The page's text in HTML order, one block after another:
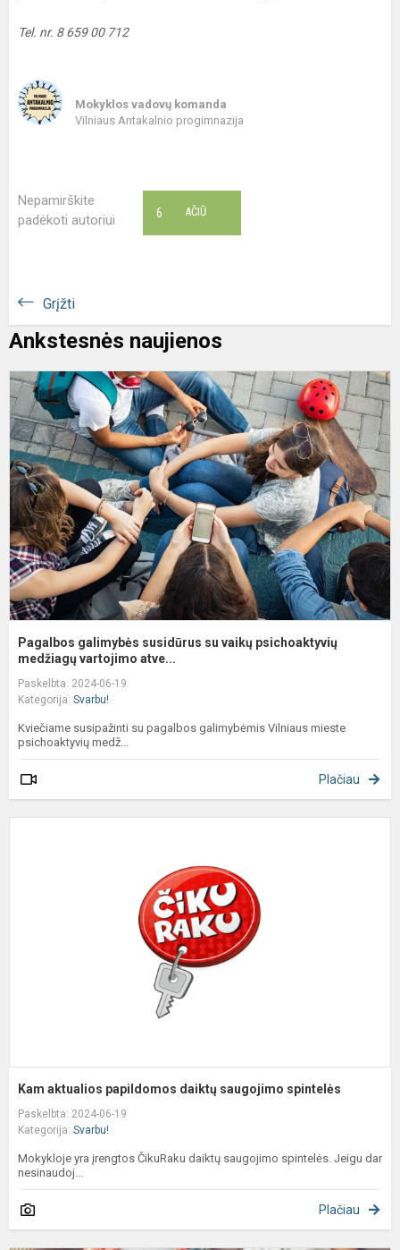
Tel. nr. 8 659 00 712
Mokyklos vadovų komanda
Vilniaus Antakalnio progimnazija
Nepamirškite
padėkoti autoriui
AČIŪ
6
Grįžti
Ankstesnės naujienos
Pagalbos galimybės susidūrus su vaikų psichoaktyvių
medžiagų vartojimo atve...
Paskelbta: 2024-06-19
Kategorija: Svarbu!
Kviečiame susipažinti su pagalbos galimybėmis Vilniaus mieste
psichoaktyvių medž...
Plačiau
Kam aktualios papildomos daiktų saugojimo spintelės
Paskelbta: 2024-06-19
Kategorija: Svarbu!
Mokykloje yra įrengtos ČikuRaku daiktų saugojimo spintelės. Jeigu dar
nesinaudoj...
Plačiau